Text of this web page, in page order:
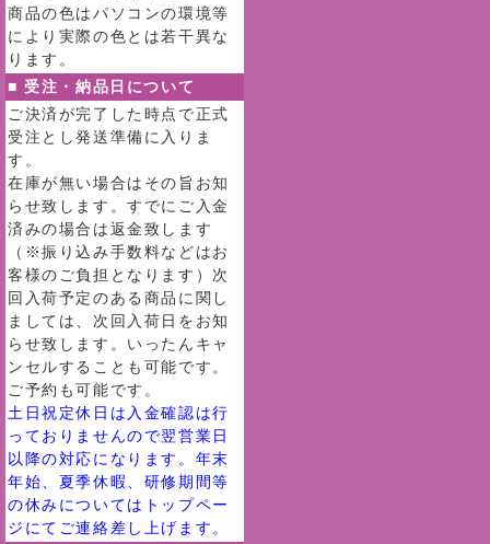
商品の色はパソコンの環境等
により実際の色とは若干異な
ります。
■ 受注・納品日について
ご決済が完了した時点で正式
受注とし発送準備に入りま
す。
在庫が無い場合はその旨お知
らせ致します。すでにご入金
済みの場合は返金致します
（※振り込み手数料などはお
客様のご負担となります）次
回入荷予定のある商品に関し
ましては、次回入荷日をお知
らせ致します。いったんキャ
ンセルすることも可能です。
ご予約も可能です。
土日祝定休日は入金確認は行
っておりませんので翌営業日
以降の対応になります。年末
年始、夏季休暇、研修期間等
の休みについてはトップペー
ジにてご連絡差し上げます。